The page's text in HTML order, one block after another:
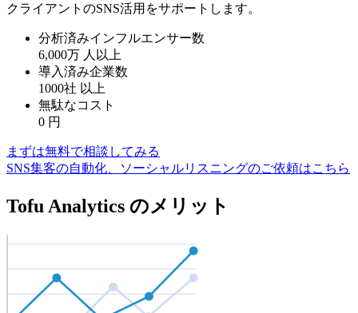
クライアントのSNS活用をサポートします。
分析済みインフルエンサー数
6,000万 人以上
導入済み企業数
1000社 以上
無駄なコスト
0 円
まずは無料で相談してみる
SNS集客の自動化、ソーシャルリスニングのご依頼はこちら
Tofu Analytics のメリット